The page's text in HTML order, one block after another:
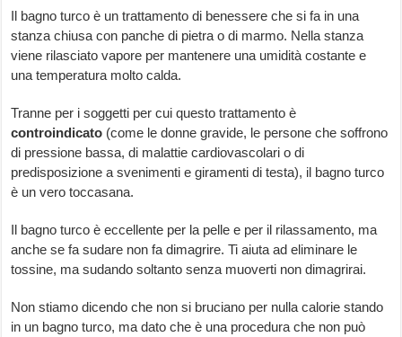
Il bagno turco è un trattamento di benessere che si fa in una
stanza chiusa con panche di pietra o di marmo. Nella stanza
viene rilasciato vapore per mantenere una umidità costante e
una temperatura molto calda.
Tranne per i soggetti per cui questo trattamento è
controindicato (come le donne gravide, le persone che soffrono
di pressione bassa, di malattie cardiovascolari o di
predisposizione a svenimenti e giramenti di testa), il bagno turco
è un vero toccasana.
Il bagno turco è eccellente per la pelle e per il rilassamento, ma
anche se fa sudare non fa dimagrire. Ti aiuta ad eliminare le
tossine, ma sudando soltanto senza muoverti non dimagrirai.
Non stiamo dicendo che non si bruciano per nulla calorie stando
in un bagno turco, ma dato che è una procedura che non può